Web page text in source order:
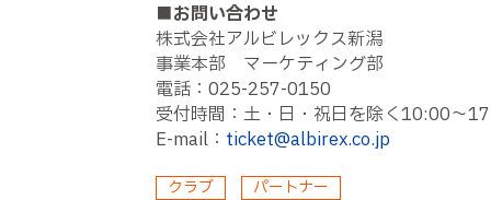
■お問い合わせ
株式会社アルビレックス新潟
事業本部 マーケティング部
電話：025-257-0150
受付時間：土・日・祝日を除く10:00〜
E-mail： ticket@albirex.co.jp
クラブ パートナー